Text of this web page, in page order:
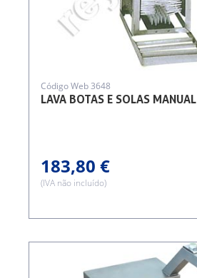
LAVA BOTAS E SOLAS MANUAL
Código Web 3648
183,80 €
(IVA não incluído)